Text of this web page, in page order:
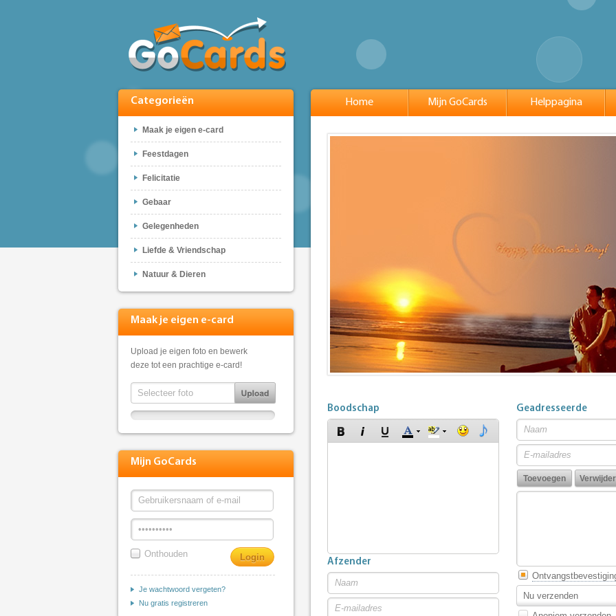
Categorieën
Maak je eigen e-card
Feestdagen
Felicitatie
Gebaar
Gelegenheden
Liefde & Vriendschap
Natuur & Dieren
Maak je eigen e-card
Upload je eigen foto en bewerk
deze tot een prachtige e-card!
Mijn GoCards
Onthouden
Je wachtwoord vergeten?
Nu gratis registreren
Home Mijn GoCards Helppagina
Boodschap
Afzender
Geadresseerde
Nu verzenden